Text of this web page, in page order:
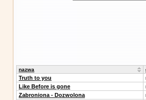
nazwa
Truth to you
Like Before is gone
Zabroniona - Dozwolona